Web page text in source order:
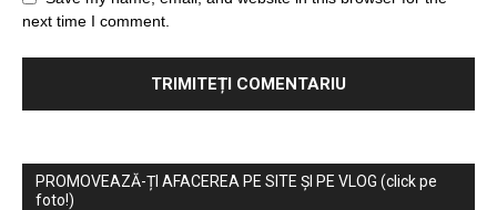
next time I comment.
PROMOVEAZĂ-ȚI AFACEREA PE SITE ȘI PE VLOG (click pe
foto!)